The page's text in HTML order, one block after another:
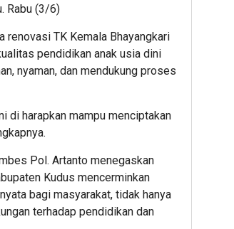
Rabu (3/6)
renovasi TK Kemala Bhayangkari
pendidikan anak usia dini
nyaman, dan mendukung proses
di harapkan mampu menciptakan
Pol. Artanto menegaskan
Kudus mencerminkan
bagi masyarakat, tidak hanya
terhadap pendidikan dan